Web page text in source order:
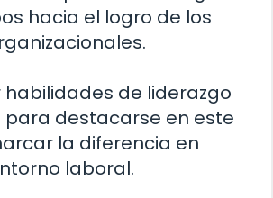
hacia el logro de los
habilidades de liderazgo
para destacarse en este
la diferencia en
laboral.